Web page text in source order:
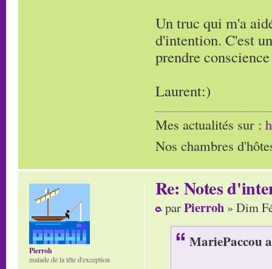
Un truc qui m'a
d'intention. C'est
prendre
Laurent:)
Mes actualités sur :
Nos chambres
Re: Notes
parPierroh » Dim
MariePaccou
Pierroh
malade de la tête d'exception